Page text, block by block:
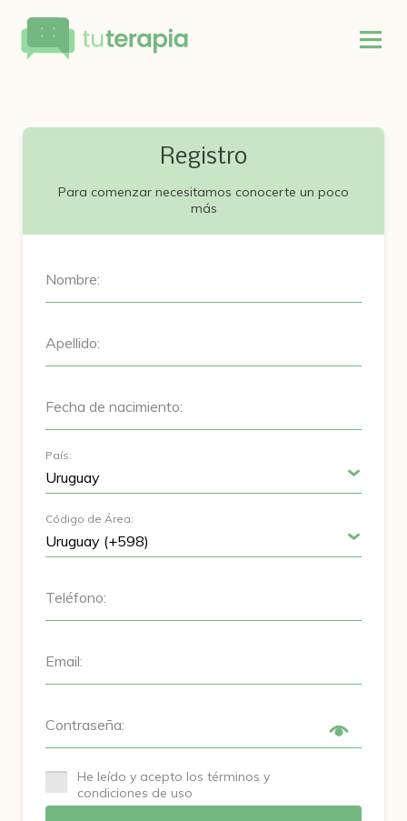
Registro
Para comenzar necesitamos conocerte un poco
más
Nombre:
Apellido:
Fecha de nacimiento:
País:
Código de Área:
Teléfono:
Email:
Contraseña:
He leído y acepto los términos y
condiciones de uso